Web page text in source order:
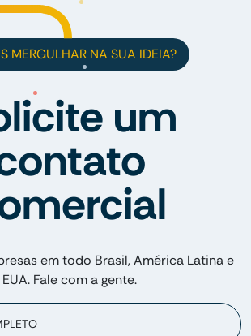
MERGULHAR NA SUA IDEIA?
um
em todo Brasil, América Latina e
EUA. Fale com a gente.